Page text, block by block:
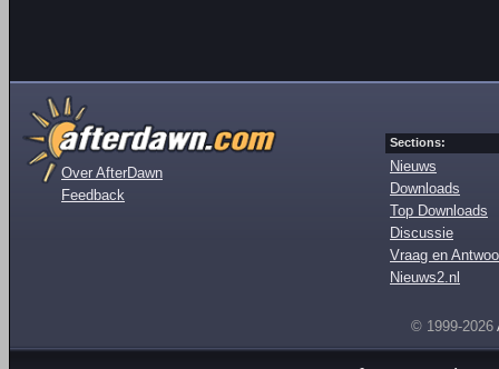
Over AfterDawn
Feedback
Sections:
Nieuws
Downloads
Top Downloads
Discussie
Vraag en
Nieuws2.nl
© 1999-2026